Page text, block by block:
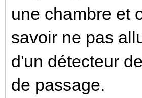
une chambre et
savoir ne pas
d'un détecteur
de passage.